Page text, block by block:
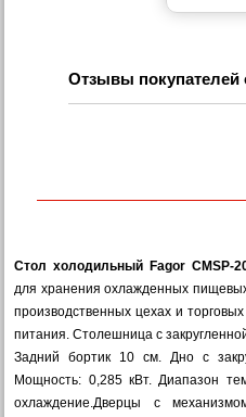
Отзывы покупателей
Стол холодильный Fagor CMSP-
для хранения охлажденных
производственных цехах и
питания. Столешница с
Задний бортик 10 см. Дно с
Мощность: 0,285 кВт. Диапазон
охлаждение.Дверцы с